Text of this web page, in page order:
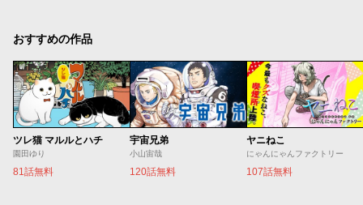
おすすめの作品
ツレ猫 マルルとハチ
園田ゆり
81話無料
宇宙兄弟
小山宙哉
120話無料
ヤニねこ
にゃんにゃんファクトリー
107話無料